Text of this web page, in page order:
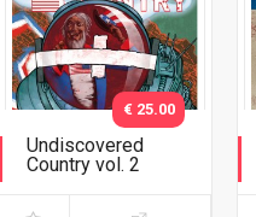
Undiscovered
Country vol. 2
Exclusive
€ 25.00